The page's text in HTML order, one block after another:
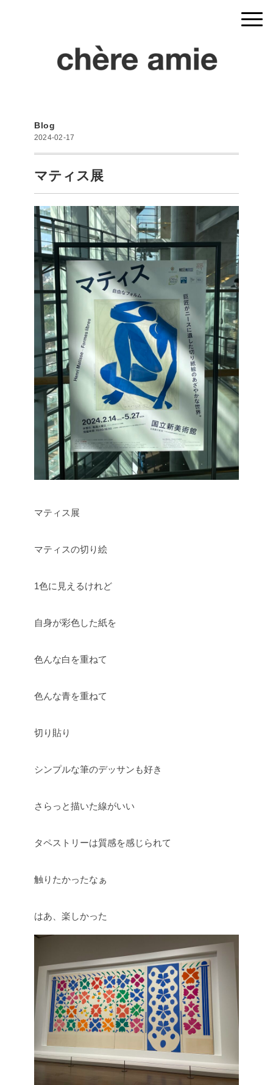
Blog
2024-02-17
マティス展
マティス展
マティスの切り絵
1色に見えるけれど
自身が彩色した紙を
色んな白を重ねて
色んな青を重ねて
切り貼り
シンプルな筆のデッサンも好き
さらっと描いた線がいい
タペストリーは質感を感じられて
触りたかったなぁ
はあ、楽しかった